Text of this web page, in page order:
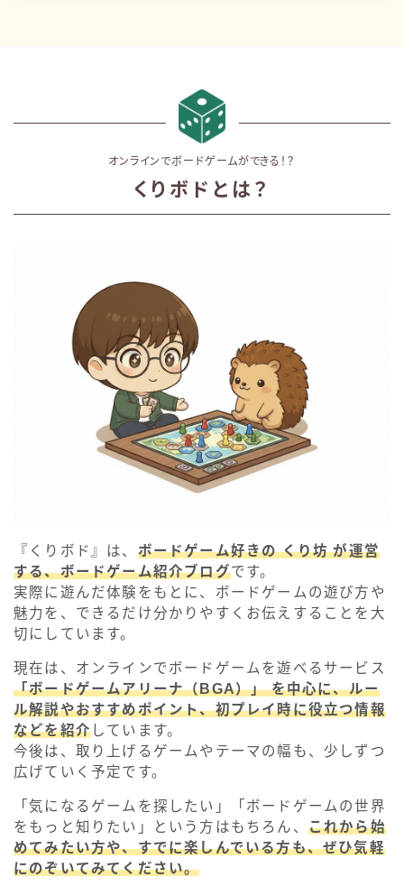
オンラインでボードゲームができる！？
くりボドとは？
『くりボド』は、 ボードゲーム好きの くり坊 が運営
する、ボードゲーム紹介ブログです。
実際に遊んだ体験をもとに、ボードゲームの遊び方や
魅力を、できるだけ分かりやすくお伝えすることを大
切にしています。
現在は、オンラインでボードゲームを遊べるサービス
「ボードゲームアリーナ（BGA）」 を中心に、ルー
ル解説やおすすめポイント、初プレイ時に役立つ情報
などを紹介 しています。
今後は、取り上げるゲームやテーマの幅も、少しずつ
広げていく予定です。
「気になるゲームを探したい」「ボードゲームの世界
をもっと知りたい」という方はもちろん、 これから始
めてみたい方や、すでに楽しんでいる方も、ぜひ気軽
にのぞいてみてください。